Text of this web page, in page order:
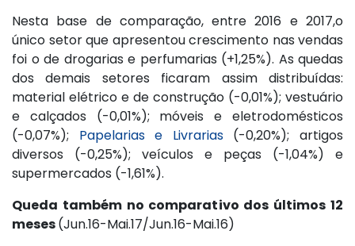
Nesta base de comparação, entre 2016 e 2017,o
único setor que apresentou crescimento nas vendas
foi o de drogarias e perfumarias (+1,25%). As quedas
dos demais setores ficaram assim distribuídas:
material elétrico e de construção (-0,01%); vestuário
e calçados (-0,01%); móveis e eletrodomésticos
(-0,07%); Papelarias e Livrarias(-0,20%); artigos
diversos (-0,25%); veículos e peças (-1,04%) e
supermercados (-1,61%).
Queda também no comparativo dos últimos 12
meses(Jun.16-Mai.17/Jun.16-Mai.16)